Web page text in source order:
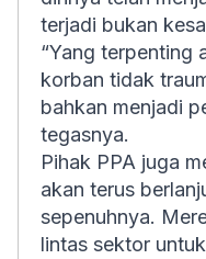
terjadi bukan
“Yang terpenting
korban tidak
bahkan menjadi
tegasnya.
Pihak PPA juga
akan terus
sepenuhnya.
lintas sektor